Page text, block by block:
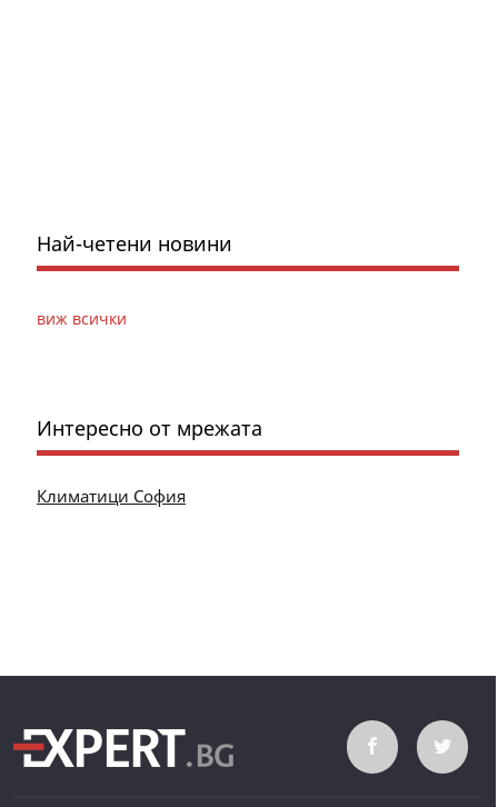
Най-четени новини
виж всички
Интересно от мрежата
Климатици София